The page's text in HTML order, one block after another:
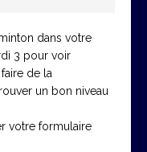
dans votre
3 pour voir
de la
un bon niveau
votre formulaire